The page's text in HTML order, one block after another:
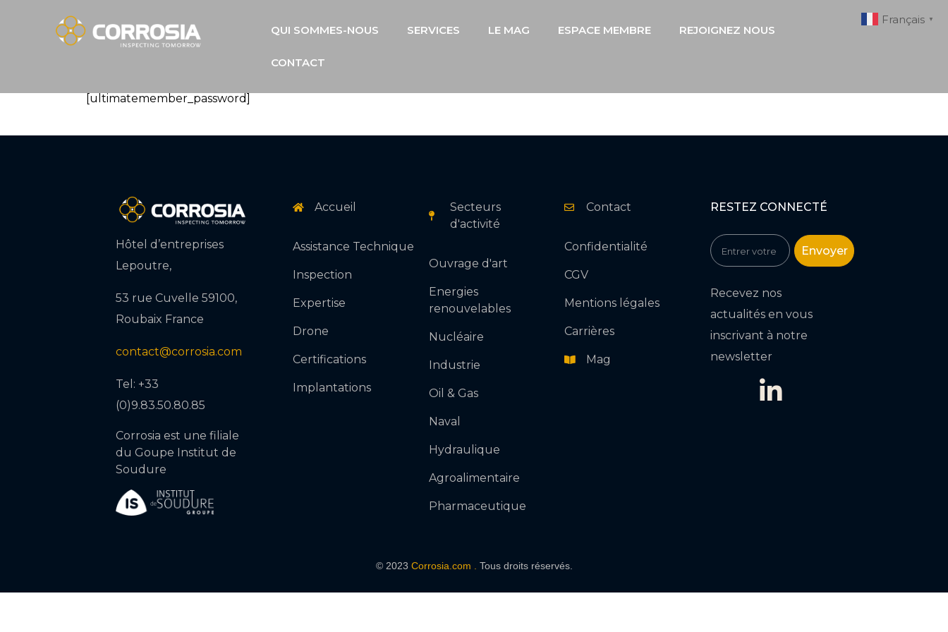
QUI SOMMES-NOUS SERVICES LE MAG ESPACE MEMBRE REJOIGNEZ NOUS
CONTACT
[ultimatemember_password]
Hôtel d’entreprises
Lepoutre,
53 rue Cuvelle 59100,
Roubaix France
contact@corrosia.com
Tel: +33
(0)9.83.50.80.85
Corrosia est une filiale
du Goupe Institut de
Soudure
Accueil
Assistance Technique
Inspection
Expertise
Drone
Certifications
Implantations
Secteurs
d'activité
Ouvrage d'art
Energies
renouvelables
Nucléaire
Industrie
Oil & Gas
Naval
Hydraulique
Agroalimentaire
Pharmaceutique
Contact
Confidentialité
CGV
Mentions légales
Carrières
Mag
RESTEZ CONNECTÉ
Envoyer
Recevez nos
actualités en vous
inscrivant à notre
newsletter
© 2023 Corrosia.com . Tous droits réservés.
DEMANDE D'INFORMATION
Envoyer
Français ▼